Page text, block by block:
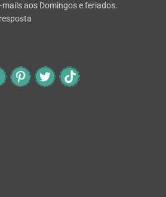
aos Domingos e feriados.